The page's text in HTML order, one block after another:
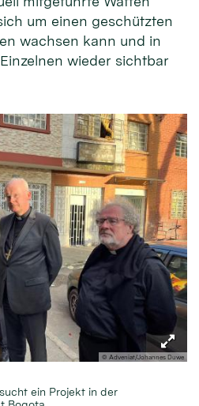
um einen geschützten
wachsen kann und in
wieder sichtbar
© Adveniat/Johannes Duwe
ein Projekt in der